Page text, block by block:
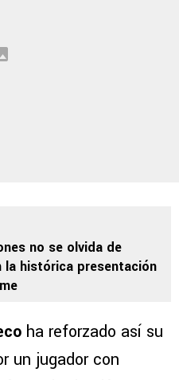
no se olvida de
la histórica presentación
ha reforzado así su
un jugador con